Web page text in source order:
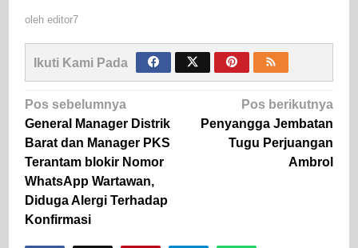
oleh editor7
Ikuti Kami Pada
Navigasi
pos
Pos sebelumnya
General Manager Distrik
Barat dan Manager PKS
Terantam blokir Nomor
WhatsApp Wartawan,
Diduga Alergi Terhadap
Konfirmasi
Pos berikutnya
Penyangga Jembatan
Tugu Perjuangan
Ambrol